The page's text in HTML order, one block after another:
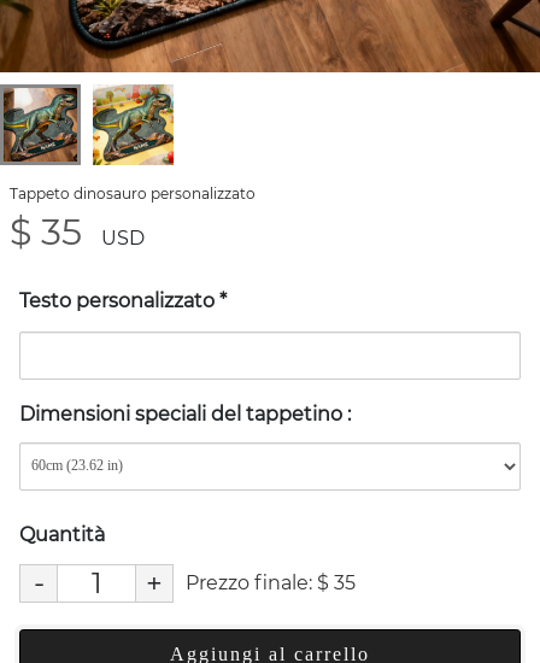
Tappeto dinosauro personalizzato
$ 35 USD
Testo personalizzato *
Dimensioni speciali del tappetino :
Quantità
- + Prezzo finale: $ 35
Aggiungi al carrello